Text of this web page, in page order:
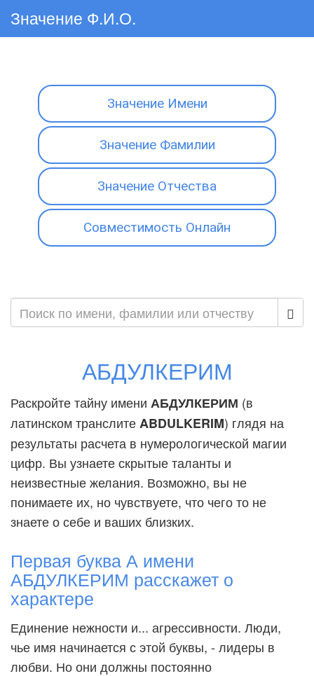
Значение Ф.И.О.
Значение Имени
Значение Фамилии
Значение Отчества
Совместимость Онлайн
АБДУЛКЕРИМ
Раскройте тайну имени АБДУЛКЕРИМ (в
латинском транслитеABDULKERIM) глядя на
результаты расчета в нумерологической магии
цифр. Вы узнаете скрытые таланты и
неизвестные желания. Возможно, вы не
понимаете их, но чувствуете, что чего то не
знаете о себе и ваших близких.
Первая буква А имени
АБДУЛКЕРИМ расскажет о
характере
Единение нежности и... агрессивности. Люди,
чье имя начинается с этой буквы, - лидеры в
любви. Но они должны постоянно